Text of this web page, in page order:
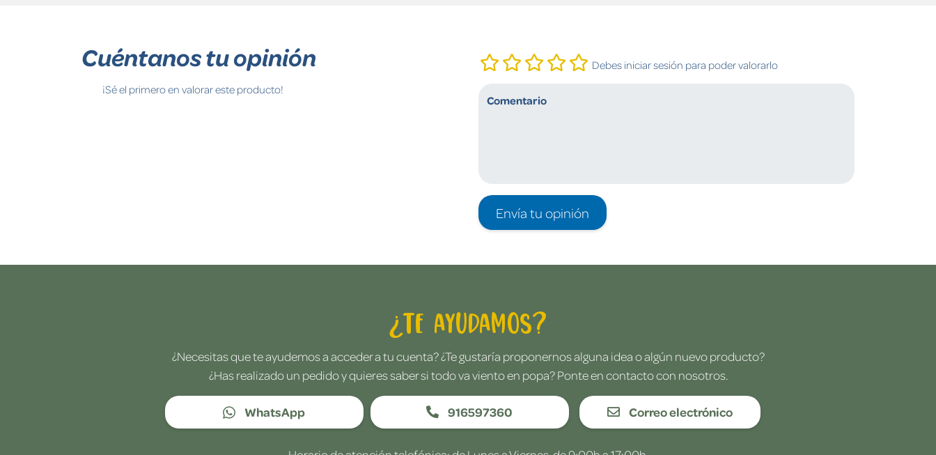
Cuéntanos tu opinión
¡Sé el primero en valorar este producto!
Debes iniciar sesión para poder valorarlo
Envía tu opinión
¿Te ayudamos?
¿Necesitas que te ayudemos a acceder a tu cuenta? ¿Te gustaría proponernos alguna idea o algún nuevo producto?
¿Has realizado un pedido y quieres saber si todo va viento en popa? Ponte en contacto con nosotros.
WhatsApp 916597360 Correo electrónico